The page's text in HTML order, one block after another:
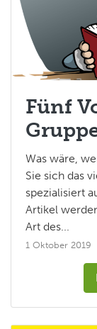
Fünf
Was wäre,
Sie sich das
spezialisiert
Artikel
Art des...
1 Oktober 2019